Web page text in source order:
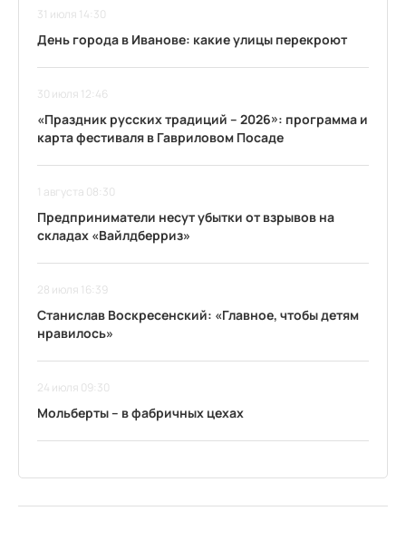
31 июля 14:30
День города в Иванове: какие улицы перекроют
30 июля 12:46
«Праздник русских традиций – 2026»: программа и
карта фестиваля в Гавриловом Посаде
1 августа 08:30
Предприниматели несут убытки от взрывов на
складах «Вайлдберриз»
28 июля 16:39
Станислав Воскресенский: «Главное, чтобы детям
нравилось»
24 июля 09:30
Мольберты – в фабричных цехах